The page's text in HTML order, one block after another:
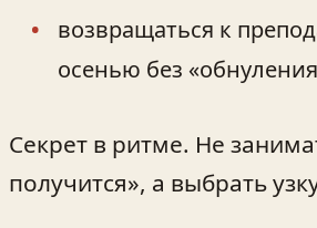
возвращаться к
осенью без
Секрет в ритме. Не
получится», а выбрать